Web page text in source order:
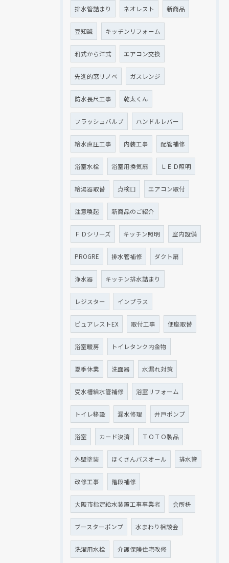
排水管詰まり ネオレスト 新商品
豆知識 キッチンリフォーム
和式から洋式 エアコン交換
先進的窓リノベ ガスレンジ
防水長尺工事 乾太くん
フラッシュバルブ ハンドルレバー
給水直圧工事 内装工事 配管補修
浴室水栓 浴室用換気扇 ＬＥＤ照明
給湯器取替 点検口 エアコン取付
注意喚起 新商品のご紹介
ＦＤシリーズ キッチン照明 室内設備
PROGRE 排水管補修 ダクト扇
浄水器 キッチン排水詰まり
レジスター インプラス
ピュアレストEX 取付工事 便座取替
浴室暖房 トイレタンク内金物
夏季休業 洗面器 水漏れ対策
受水槽給水管補修 浴室リフォーム
トイレ移設 漏水修理 井戸ポンプ
浴室 カード決済 ＴＯＴＯ製品
外壁塗装 ほくさんバスオール 排水管
改修工事 階段補修
大阪市指定給水装置工事事業者 会所枡
ブースターポンプ 水まわり相談会
洗濯用水栓 介護保険住宅改修